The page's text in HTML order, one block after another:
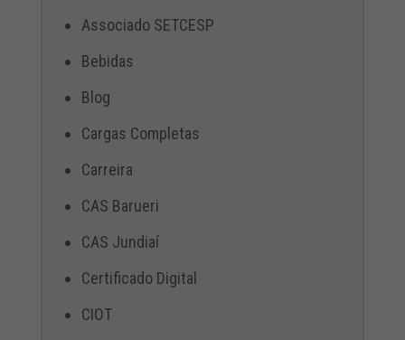
Associado SETCESP
Bebidas
Blog
Cargas Completas
Carreira
CAS Barueri
CAS Jundiaí
Certificado Digital
CIOT